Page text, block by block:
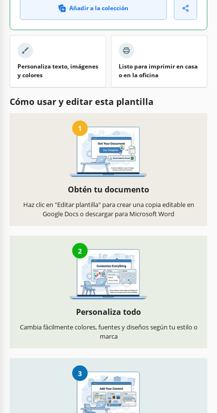
Añadir a la colección
Personaliza texto, imágenes
y colores
Listo para imprimir en casa
o en la oficina
Cómo usar y editar esta plantilla
1
Obtén tu documento
Haz clic en "Editar plantilla" para crear una copia editable en
Google Docs o descargar para Microsoft Word
2
Personaliza todo
Cambia fácilmente colores, fuentes y diseños según tu estilo o
marca
3